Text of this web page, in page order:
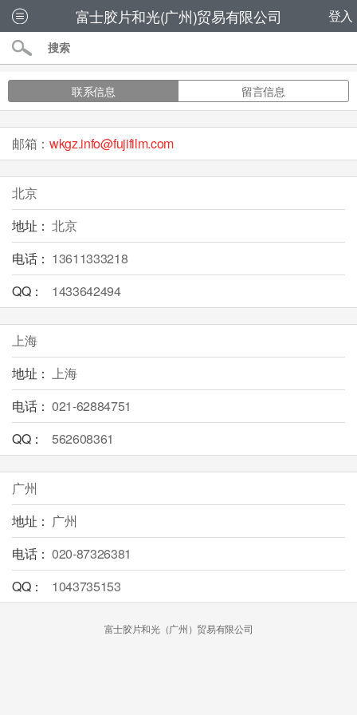
富士胶片和光(广州)贸易有限公司 登入
联系信息 留言信息
邮箱：wkgz.info@fujifilm.com
北京
地址： 北京
电话： 13611333218
QQ：
1433642494
上海
地址： 上海
电话： 021-62884751
QQ：
562608361
广州
地址： 广州
电话： 020-87326381
QQ：
1043735153
富士胶片和光（广州）贸易有限公司